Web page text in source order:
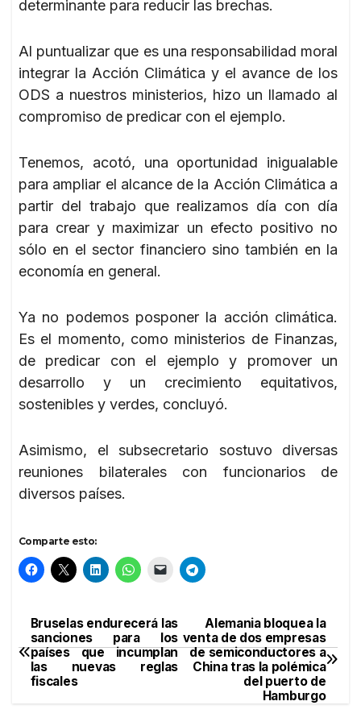
determinante para reducir las brechas.
Al puntualizar que es una responsabilidad moral
integrar la Acción Climática y el avance de los
ODS a nuestros ministerios, hizo un llamado al
compromiso de predicar con el ejemplo.
Tenemos, acotó, una oportunidad inigualable
para ampliar el alcance de la Acción Climática a
partir del trabajo que realizamos día con día
para crear y maximizar un efecto positivo no
sólo en el sector financiero sino también en la
economía en general.
Ya no podemos posponer la acción climática.
Es el momento, como ministerios de Finanzas,
de predicar con el ejemplo y promover un
desarrollo y un crecimiento equitativos,
sostenibles y verdes, concluyó.
Asimismo, el subsecretario sostuvo diversas
reuniones bilaterales con funcionarios de
diversos países.
Comparte esto:
Navegación
de
Alemania bloquea la
venta de dos empresas
de semiconductores a
China tras la polémica
del puerto de
Hamburgo
Bruselas endurecerá las
sanciones para los
países que incumplan
las nuevas reglas
fiscales